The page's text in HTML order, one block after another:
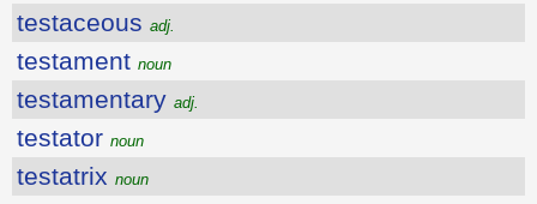
testaceous adj.
testament noun
testamentary adj.
testator noun
testatrix noun